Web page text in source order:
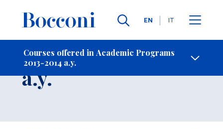
Languages
EN IT
Courses offered in Academic Programs
2013-2014 a.y.
- Contact Us
Course 2013-2014
a.y.